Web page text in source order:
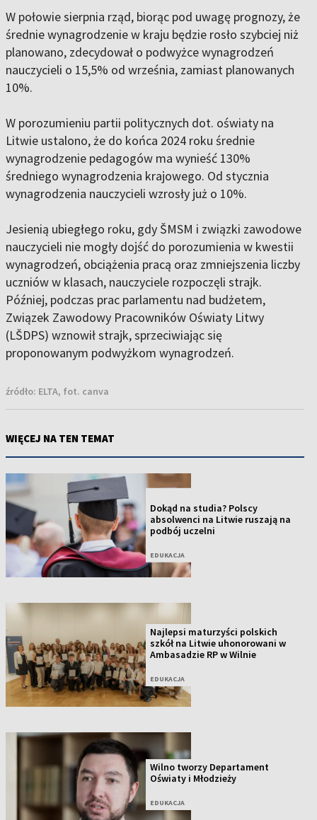
W połowie sierpnia rząd, biorąc pod uwagę prognozy, że
średnie wynagrodzenie w kraju będzie rosło szybciej niż
planowano, zdecydował o podwyżce wynagrodzeń
nauczycieli o 15,5% od września, zamiast planowanych
10%.
W porozumieniu partii politycznych dot. oświaty na
Litwie ustalono, że do końca 2024 roku średnie
wynagrodzenie pedagogów ma wynieść 130%
średniego wynagrodzenia krajowego. Od stycznia
wynagrodzenia nauczycieli wzrosły już o 10%.
Jesienią ubiegłego roku, gdy ŠMSM i związki zawodowe
nauczycieli nie mogły dojść do porozumienia w kwestii
wynagrodzeń, obciążenia pracą oraz zmniejszenia liczby
uczniów w klasach, nauczyciele rozpoczęli strajk.
Później, podczas prac parlamentu nad budżetem,
Związek Zawodowy Pracowników Oświaty Litwy
(LŠDPS) wznowił strajk, sprzeciwiając się
proponowanym podwyżkom wynagrodzeń.
źródło: ELTA, fot. canva
WIĘCEJ NA TEN TEMAT
Dokąd na studia? Polscy
absolwenci na Litwie ruszają na
podbój uczelni
EDUKACJA
Najlepsi maturzyści polskich
szkół na Litwie uhonorowani w
Ambasadzie RP w Wilnie
EDUKACJA
Wilno tworzy Departament
Oświaty i Młodzieży
EDUKACJA